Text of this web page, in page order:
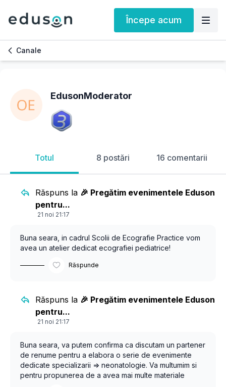
Începe acum
Canale
EdusonModerator
Totul 8 postări 16 comentarii
Răspuns la 🎉 Pregătim evenimentele Eduson
pentru...
21 noi 21:17
Buna seara, in cadrul Scolii de Ecografie Practice vom
avea un atelier dedicat ecografiei pediatrice!
Răspunde
Răspuns la 🎉 Pregătim evenimentele Eduson
pentru...
21 noi 21:17
Buna seara, va putem confirma ca discutam un partener
de renume pentru a elabora o serie de evenimente
dedicate specializarii => neonatologie. Va multumim si
pentru propunerea de a avea mai multe materiale